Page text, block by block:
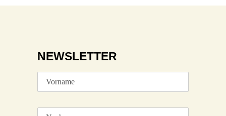
NEWSLETTER